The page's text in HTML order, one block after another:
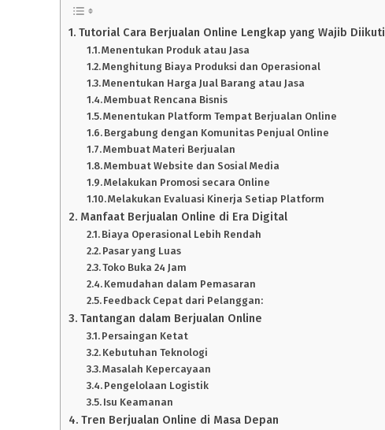
Tutorial Cara Berjualan Online Lengkap yang Wajib Diikuti
Menentukan Produk atau Jasa
Menghitung Biaya Produksi dan Operasional
Menentukan Harga Jual Barang atau Jasa
Membuat Rencana Bisnis
Menentukan Platform Tempat Berjualan Online
Bergabung dengan Komunitas Penjual Online
Membuat Materi Berjualan
Membuat Website dan Sosial Media
Melakukan Promosi secara Online
Melakukan Evaluasi Kinerja Setiap Platform
Manfaat Berjualan Online di Era Digital
Biaya Operasional Lebih Rendah
Pasar yang Luas
Toko Buka 24 Jam
Kemudahan dalam Pemasaran
Feedback Cepat dari Pelanggan:
Tantangan dalam Berjualan Online
Persaingan Ketat
Kebutuhan Teknologi
Masalah Kepercayaan
Pengelolaan Logistik
Isu Keamanan
Tren Berjualan Online di Masa Depan